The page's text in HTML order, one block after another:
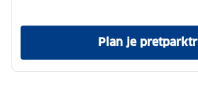
Plan je van de